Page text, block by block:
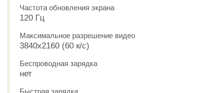
Частота обновления экрана
120 Гц
Максимальное разрешение видео
3840x2160 (60 к/с)
Беспроводная зарядка
нет
Быстрая зарядка